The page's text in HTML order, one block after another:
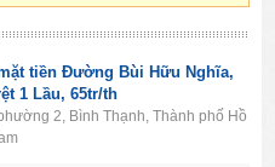
tiền Đường Bùi Hữu Nghĩa,
1 Lầu, 65tr/th
2, Bình Thạnh, Thành phố Hồ